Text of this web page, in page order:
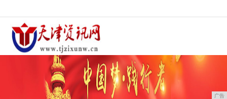
广告